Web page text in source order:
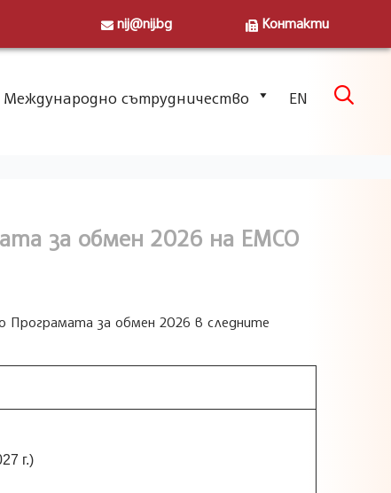
nij@nij.bg Контакти
Skip
Международно сътрудничество EN 
за обмен 2026 на ЕМСО
Програмата за обмен 2026 в следните
г.)